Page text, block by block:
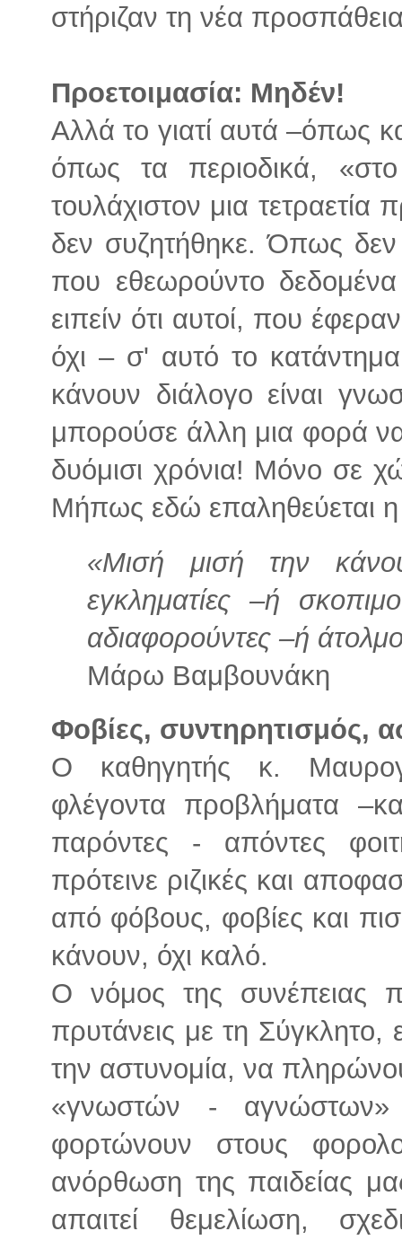
στήριζαν τη νέα
Προετοιμασία: Μηδέν!
Αλλά το γιατί αυτά –όπως
όπως τα περιοδικά,
τουλάχιστον μια τετραετία
δεν συζητήθηκε. Όπως
που εθεωρούντο
ειπείν ότι αυτοί, που
όχι – σ' αυτό το
κάνουν διάλογο είναι
μπορούσε άλλη μια φορά
δυόμισι χρόνια! Μόνο σε
Μήπως εδώ επαληθεύεται
«Μισή μισή την
εγκληματίες –ή
αδιαφορούντες –ή
Μάρω Βαμβουνάκη
Φοβίες, συντηρητισμός,
Ο καθηγητής κ.
φλέγοντα προβλήματα
παρόντες - απόντες
πρότεινε ριζικές και
από φόβους, φοβίες και
κάνουν, όχι καλό.
Ο νόμος της συνέπειας
πρυτάνεις με τη Σύγκλητο,
την αστυνομία, να
«γνωστών -
φορτώνουν στους
ανόρθωση της παιδείας
απαιτεί θεμελίωση,